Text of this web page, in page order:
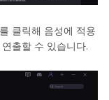
클릭해 음성에 적용
출할 수 있습니다.